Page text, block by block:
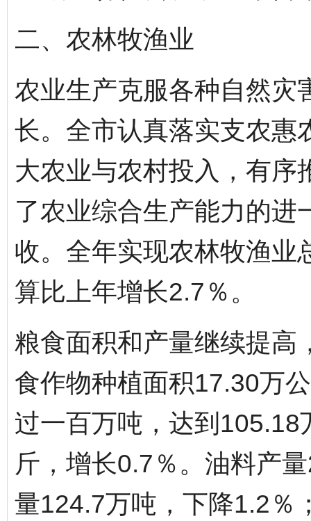
二、农林牧渔业
农业生产克服各种自然灾
长。全市认真落实支农惠
大农业与农村投入，有序
了农业综合生产能力的进
收。全年实现农林牧渔业
算比上年增长2.7％。
粮食面积和产量继续提高
食作物种植面积17.30万
过一百万吨，达到
斤，增长0.7％。油料产
量124.7万吨，下降1.2％